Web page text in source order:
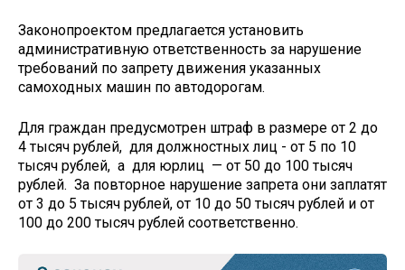
Законопроектом предлагается установить
административную ответственность за нарушение
требований по запрету движения указанных
самоходных машин по автодорогам.
Для граждан предусмотрен штраф в размере от 2 до
4 тысяч рублей, для должностных лиц - от 5 по 10
тысяч рублей, а для юрлиц — от 50 до 100 тысяч
рублей. За повторное нарушение запрета они заплатят
от 3 до 5 тысяч рублей, от 10 до 50 тысяч рублей и от
100 до 200 тысяч рублей соответственно.